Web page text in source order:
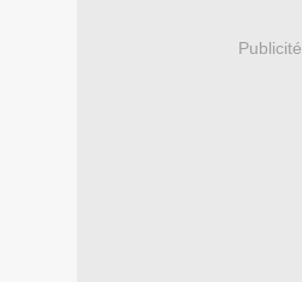
Publicité